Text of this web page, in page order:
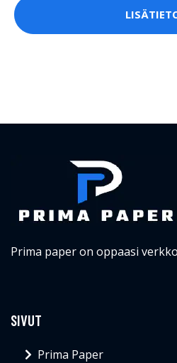
Prima paper on oppaasi
SIVUT
Prima Paper